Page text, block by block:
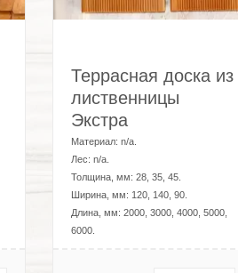
Террасная доска из
лиственницы
Экстра
Материал: n/a.
Лес: n/a.
Толщина, мм: 28, 35, 45.
Ширина, мм: 120, 140, 90.
Длина, мм: 2000, 3000, 4000, 5000,
6000.